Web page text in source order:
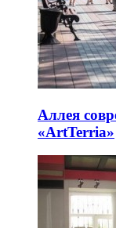
Аллея
«ArtTerria»